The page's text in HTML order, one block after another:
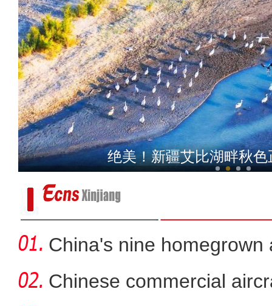
新疆温宿县：冬枣喜丰
绝美！新疆艾比湖畔秋
China's nine homegrown
in
Chinese commercial